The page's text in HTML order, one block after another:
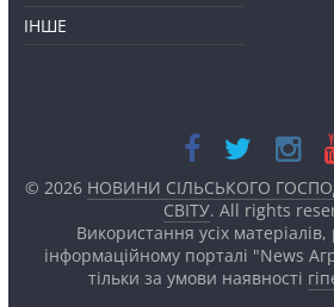
ІНШЕ
© 2026 НОВИНИ СІЛЬСЬКОГО
СВІТУ. All rights
Використання усіх
інформаційному порталі "News
тільки за умови наявності